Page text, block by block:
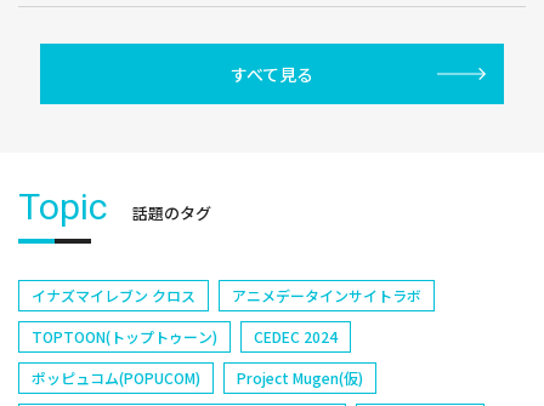
すべて見る
Topic 話題のタグ
イナズマイレブン クロス
アニメデータインサイトラボ
TOPTOON(トップトゥーン)
CEDEC 2024
ポッピュコム(POPUCOM)
Project Mugen(仮)